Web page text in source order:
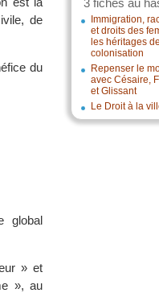
3 fiches au
Immigration,
et droits des
les héritages
colonisation
Repenser le
avec Césaire,
et Glissant
Le Droit à la
de
du
global
» et
», au